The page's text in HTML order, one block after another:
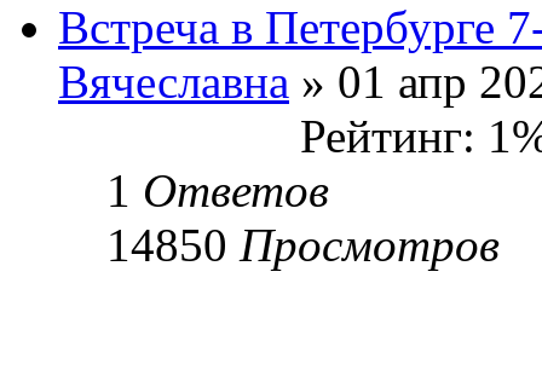
Встреча в Петербурге
Вячеславна » 01 апр
Рейтинг:
1 Ответов
14850 Просмотров